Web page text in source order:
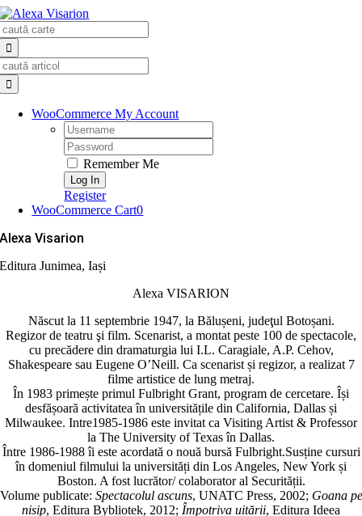
Skip
to
content
WooCommerce My Account
Username:
Password:
Remember Me
Register
WooCommerce Cart0
Alexa Visarion
Editura Junimea, Iași
Alexa VISARION
Născut la 11 septembrie 1947, la Bălușeni, judeţul Botoșani.
Regizor de teatru şi film. Scenarist, a montat peste 100 de spectacole,
cu precădere din dra­maturgia lui I.L. Caragiale, A.P. Cehov,
Shakespeare sau Eugene O’Neill. Ca scenarist și regizor, a realizat 7
filme artistice de lung metraj.
În 1983 primește primul Fulbright Grant, program de cercetare. Își
desfă­șoară activitatea în universitățile din California, Dallas și
Milwaukee. Intre1985-1986 este invitat ca Visiting Artist & Professor
la The University of Texas în Dallas.
Între 1986-1988 îi este acordată o nouă bursă Fulbright.Susține cursuri
în domeniul filmului la univer­sități din Los Angeles, New York și
Boston. A fost lucrător/ colaborator al Securității.
Volume publicate: Spectacolul ascuns, UNATC Press, 2002; Goana pe
nisip, Editura Bybliotek, 2012; Împotriva uitării, Editura Ideea